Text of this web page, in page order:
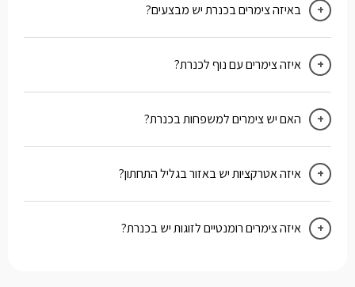
באיזה צימרים בכנרת יש מבצעים?
לחצו כאן
איזה צימרים עם נוף לכנרת?
לצפייה
לחצו כאן
האם יש צימרים למשפחות בכנרת?
למשפחות
איזה אטרקציות יש באזור בגליל התחתון?
לחצו כאן
איזה צימרים רומנטיים לזוגות יש בכנרת?